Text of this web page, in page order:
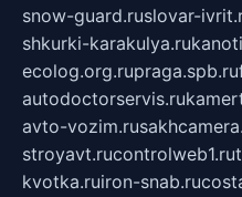
snow-guard.ruslovar-
shkurki-karakulya.ru
ecolog.org.rupraga.spb.ru
autodoctorservis.ru
avto-vozim.ru
stroyavt.rucontrolweb1.ru
kvotka.ruiron-snab.ru